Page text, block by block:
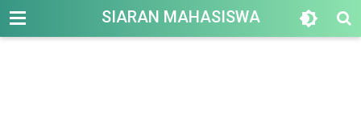
--> SIARAN MAHASISWA